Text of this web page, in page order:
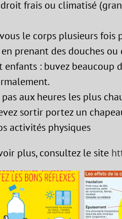
frais ou climatisé
le corps plusieurs fois
prenant des douches ou
enfants : buvez beaucoup
aux heures les plus
sortir portez un
activités physiques
plus, consultez le site